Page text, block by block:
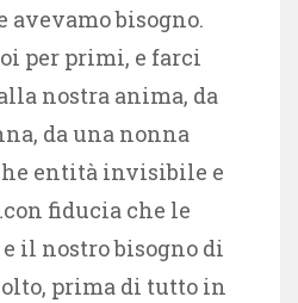
avevamo bisogno.
per primi, e farci
nostra anima, da
da una nonna
entità invisibile e
fiducia che le
il nostro bisogno di
prima di tutto in